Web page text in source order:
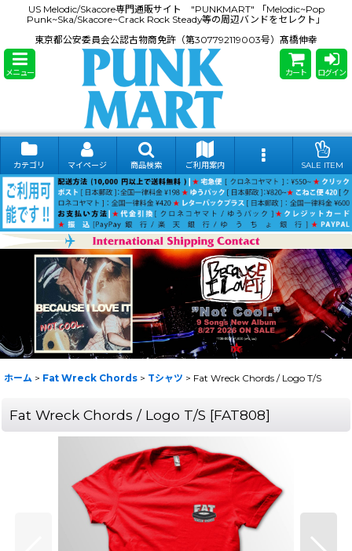
US Melodic/Skacore専門通販サイト "PUNKMART" 「Melodic~Pop
Punk~Ska/Skacore~Crack Rock Steady等の周辺バンドをセレクト」
東京都公安委員会公認古物商免許（第307792119003号）髙橋伸幸
メニュー カート ログイン
カテゴリ マイページ 商品検索 ご利用案内 SALE ITEM
ホーム > Fat Wreck Chords > Tシャツ > Fat Wreck Chords / Logo T/S
Fat Wreck Chords / Logo T/S [FAT808]